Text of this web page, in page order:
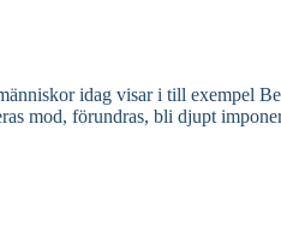
idag visar i till exempel
mod, förundras, bli djupt